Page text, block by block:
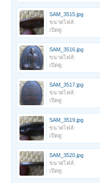
SAM_3515.jpg
ขนาดไฟล์:
เปิดดู:
SAM_3516.jpg
ขนาดไฟล์:
เปิดดู:
SAM_3517.jpg
ขนาดไฟล์:
เปิดดู:
SAM_3519.jpg
ขนาดไฟล์:
เปิดดู:
SAM_3520.jpg
ขนาดไฟล์:
เปิดดู: